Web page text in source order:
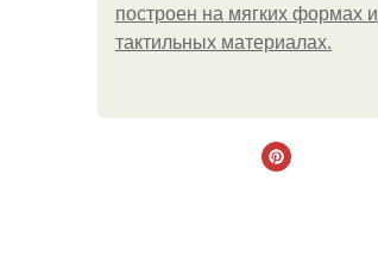
построен на мягких формах и
тактильных материалах.